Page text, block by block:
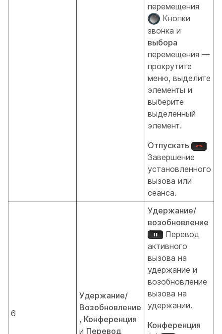
перемещения
Кнопки
звонка и
выбора
перемещения —
прокрутите
меню, выделите
элементы и
выберите
выделенный
элемент.
Отпускать
Завершение
установленного
вызова или
сеанса.
6
Удержание/
Возобновление
, Конференция
и Перевод
Удержание/
возобновление
Перевод
активного
вызова на
удержание и
возобновление
вызова на
удержании.
Конференция